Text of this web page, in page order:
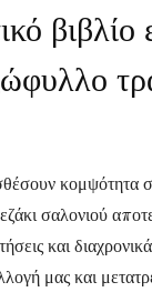
κομψότητα
σαλονιού
και
μας και